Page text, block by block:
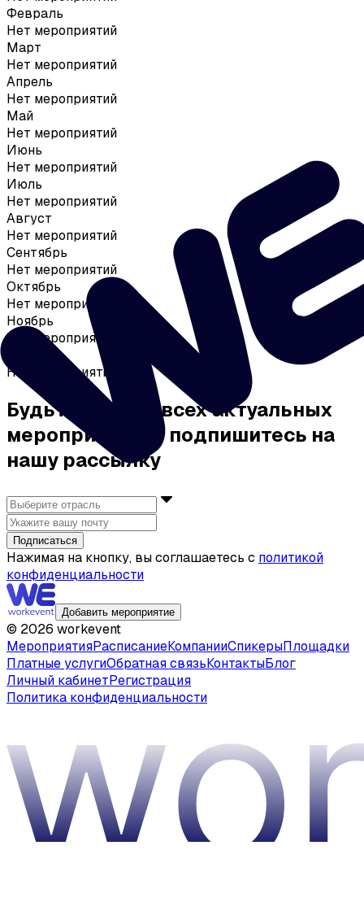
Февраль
Нет мероприятий
Март
Нет мероприятий
Апрель
Нет мероприятий
Май
Нет мероприятий
Июнь
Нет мероприятий
Июль
Нет мероприятий
Август
Нет мероприятий
Сентябрь
Нет мероприятий
Октябрь
Нет мероприятий
Ноябрь
Нет мероприятий
Декабрь
Нет мероприятий
Будьте в курсе всех актуальных
мероприятий — подпишитесь на
нашу рассылку
Подписаться
Нажимая на кнопку, вы соглашаетесь с политикой
конфиденциальности
Добавить мероприятие
© 2026 workevent
МероприятияРасписаниеКомпанииСпикерыПлощадки
Платные услугиОбратная связьКонтактыБлог
Личный кабинетРегистрация
Политика конфиденциальности